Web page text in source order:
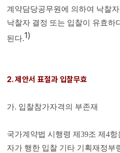
계약담당공무원에 의하여 낙찰
낙찰자 결정 또는 입찰이 유효하
된다.1)
2. 제안서 표절과 입찰무효
가. 입찰참가자격의 부존재
국가계약법 시행령 제39조 제4
자가 행한 입찰 기타 기획재정부